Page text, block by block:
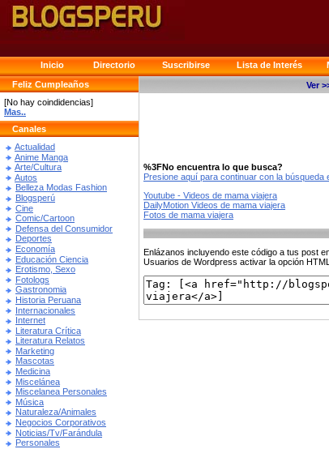
Inicio Directorio Suscribirse Lista de Interés
Feliz Cumpleaños
[No hay coindidencias]
Mas..
Canales
Actualidad
Anime Manga
Arte/Cultura
Autos
Belleza Modas Fashion
Blogsperú
Cine
Comic/Cartoon
Defensa del Consumidor
Deportes
Economía
Educación Ciencia
Erotismo, Sexo
Fotologs
Gastronomia
Historia Peruana
Internacionales
Internet
Literatura Crítica
Literatura Relatos
Marketing
Mascotas
Medicina
Miscelánea
Miscelanea Personales
Música
Naturaleza/Animales
Negocios Corporativos
Noticias/Tv/Farándula
Personales
Ver
%3FNo encuentra lo que busca?
Presione aquí para continuar con la búsqueda
Youtube - Videos de mama viajera
DailyMotion Videos de mama viajera
Fotos de mama viajera
Enlázanos incluyendo este código a tus post
Usuarios de Wordpress activar la opción